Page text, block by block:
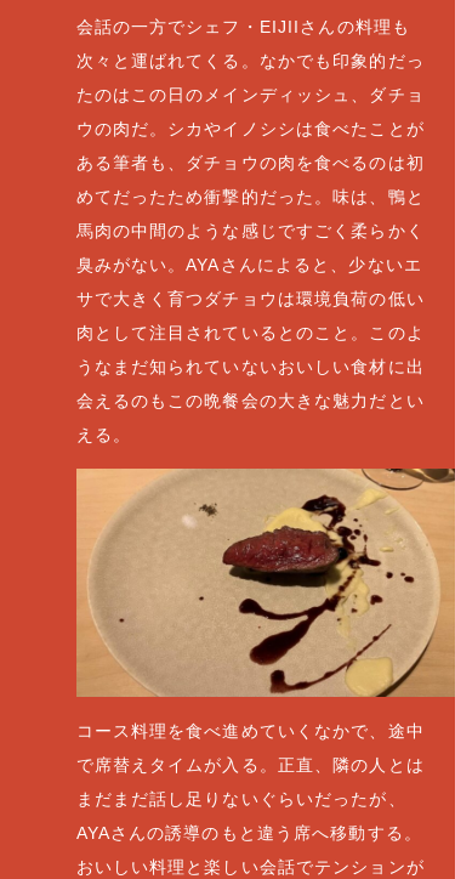
会話の一方でシェフ・EIJIIさんの料理も
次々と運ばれてくる。なかでも印象的だっ
たのはこの日のメインディッシュ、ダチョ
ウの肉だ。シカやイノシシは食べたことが
ある筆者も、ダチョウの肉を食べるのは初
めてだったため衝撃的だった。味は、鴨と
馬肉の中間のような感じですごく柔らかく
臭みがない。AYAさんによると、少ないエ
サで大きく育つダチョウは環境負荷の低い
肉として注目されているとのこと。このよ
うなまだ知られていないおいしい食材に出
会えるのもこの晩餐会の大きな魅力だとい
える。
コース料理を食べ進めていくなかで、途中
で席替えタイムが入る。正直、隣の人とは
まだまだ話し足りないぐらいだったが、
AYAさんの誘導のもと違う席へ移動する。
おいしい料理と楽しい会話でテンションが